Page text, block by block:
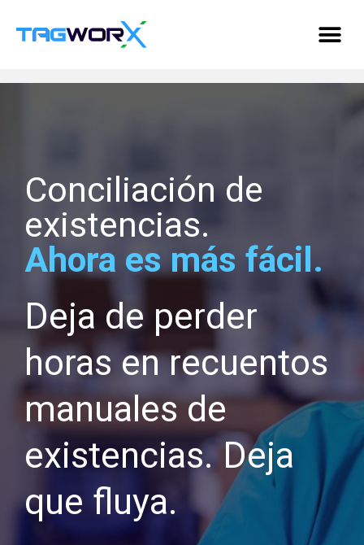
Conciliación de
existencias.
Ahora es más fácil.
Deja de perder
horas en recuentos
manuales de
existencias. Deja
que fluya.